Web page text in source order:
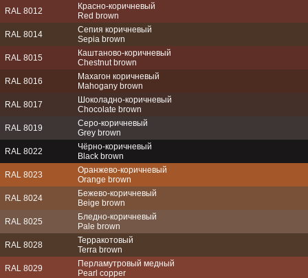
RAL 8012
Красно-коричневый
Red brown
RAL 8014
Сепия коричневый
Sepia brown
RAL 8015
Каштаново-коричневый
Chestnut brown
RAL 8016
Махагон коричневый
Mahogany brown
RAL 8017
Шоколадно-коричневый
Chocolate brown
RAL 8019
Серо-коричневый
Grey brown
RAL 8022
Чёрно-коричневый
Black brown
RAL 8023
Оранжево-коричневый
Orange brown
RAL 8024
Бежево-коричневый
Beige brown
RAL 8025
Бледно-коричневый
Pale brown
RAL 8028
Терракотовый
Terra brown
RAL 8029
Перламутровый медный
Pearl copper